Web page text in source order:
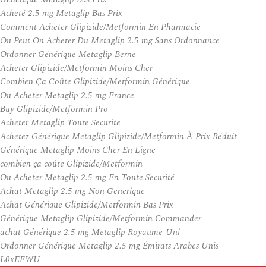
Acheté 2.5 mg Metaglip Bas Prix
Comment Acheter Glipizide/Metformin En Pharmacie
Ou Peut On Acheter Du Metaglip 2.5 mg Sans Ordonnance
Ordonner Générique Metaglip Berne
Acheter Glipizide/Metformin Moins Cher
Combien Ça Coûte Glipizide/Metformin Générique
Ou Acheter Metaglip 2.5 mg France
Buy Glipizide/Metformin Pro
Acheter Metaglip Toute Securite
Achetez Générique Metaglip Glipizide/Metformin À Prix Réduit
Générique Metaglip Moins Cher En Ligne
combien ça coûte Glipizide/Metformin
Ou Acheter Metaglip 2.5 mg En Toute Securité
Achat Metaglip 2.5 mg Non Generique
Achat Générique Glipizide/Metformin Bas Prix
Générique Metaglip Glipizide/Metformin Commander
achat Générique 2.5 mg Metaglip Royaume-Uni
Ordonner Générique Metaglip 2.5 mg Émirats Arabes Unis
L0xEFWU